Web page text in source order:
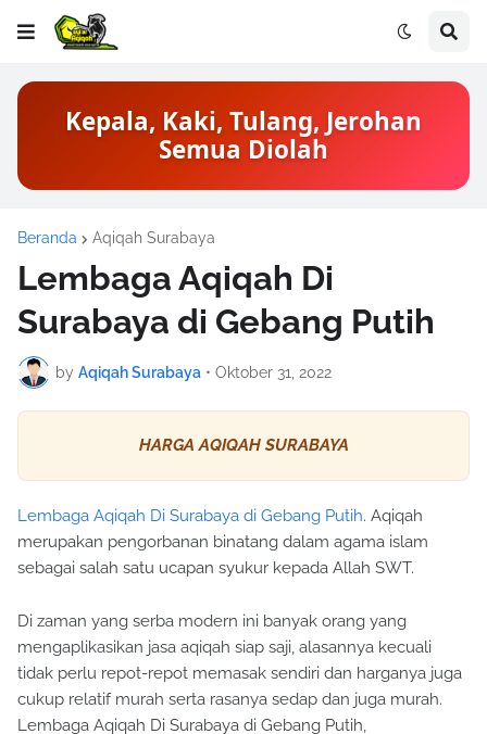
Kepala, Kaki, Tulang, Jerohan
Semua Diolah
Beranda Aqiqah Surabaya
Lembaga Aqiqah Di
Surabaya di Gebang Putih
by Aqiqah Surabaya • Oktober 31, 2022
HARGA AQIQAH SURABAYA
Lembaga Aqiqah Di Surabaya di Gebang Putih. Aqiqah
merupakan pengorbanan binatang dalam agama islam
sebagai salah satu ucapan syukur kepada Allah SWT.
Di zaman yang serba modern ini banyak orang yang
mengaplikasikan jasa aqiqah siap saji, alasannya kecuali
tidak perlu repot-repot memasak sendiri dan harganya juga
cukup relatif murah serta rasanya sedap dan juga murah.
Lembaga Aqiqah Di Surabaya di Gebang Putih,